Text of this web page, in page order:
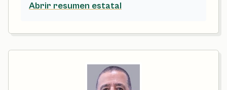
Abrir resumen estatal